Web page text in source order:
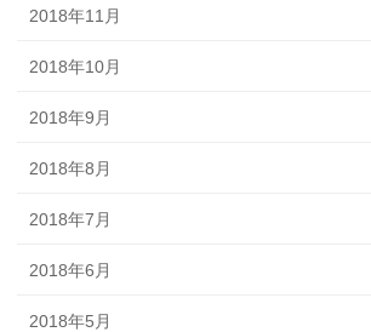
2018年11月
2018年10月
2018年9月
2018年8月
2018年7月
2018年6月
2018年5月